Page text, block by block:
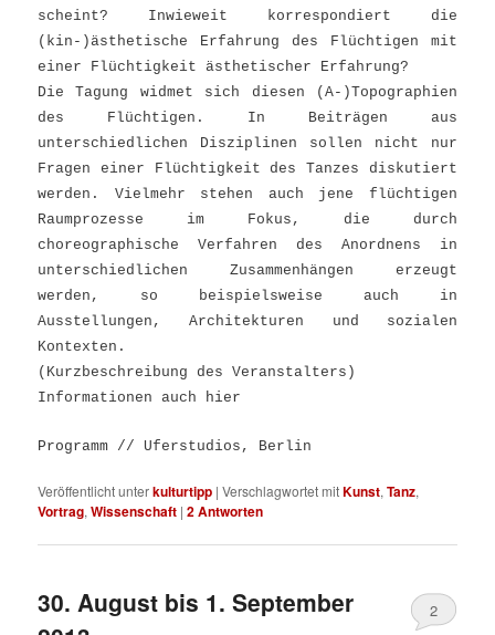
scheint? Inwieweit korrespondiert die
(kin-)ästhetische Erfahrung des Flüchtigen mit
einer Flüchtigkeit ästhetischer Erfahrung?
Die Tagung widmet sich diesen (A-)Topographien
des Flüchtigen. In Beiträgen aus
unterschiedlichen Disziplinen sollen nicht nur
Fragen einer Flüchtigkeit des Tanzes diskutiert
werden. Vielmehr stehen auch jene flüchtigen
Raumprozesse im Fokus, die durch
choreographische Verfahren des Anordnens in
unterschiedlichen Zusammenhängen erzeugt
werden, so beispielsweise auch in
Ausstellungen, Architekturen und sozialen
Kontexten.
(Kurzbeschreibung des Veranstalters)
Informationen auch hier
Programm // Uferstudios, Berlin
Veröffentlicht unterkulturtipp |Verschlagwortet mitKunst,Tanz,
Vortrag,Wissenschaft |2Antworten
30. August bis 1. September
2